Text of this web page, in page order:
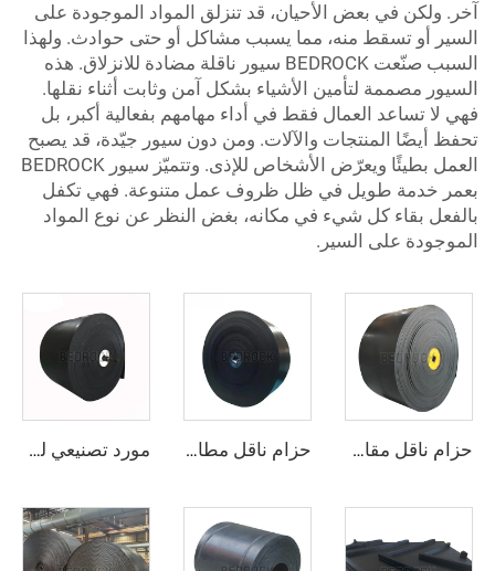
آخر. ولكن في بعض الأحيان، قد تنزلق المواد الموجودة على
السير أو تسقط منه، مما يسبب مشاكل أو حتى حوادث. ولهذا
السبب صنّعت BEDROCK سيور ناقلة مضادة للانزلاق. هذه
السيور مصممة لتأمين الأشياء بشكل آمن وثابت أثناء نقلها.
فهي لا تساعد العمال فقط في أداء مهامهم بفعالية أكبر، بل
تحفظ أيضًا المنتجات والآلات. ومن دون سيور جيّدة، قد يصبح
العمل بطيئًا ويعرّض الأشخاص للإذى. وتتميّز سيور BEDROCK
بعمر خدمة طويل في ظل ظروف عمل متنوعة. فهي تكفل
بالفعل بقاء كل شيء في مكانه، بغض النظر عن نوع المواد
الموجودة على السير.
حزام ناقل مقاوم لدرجات الحرارة العالية، مقاوم للحرارة، عالي التحمل للاستخدام في قطاعات الأسمنت والصلب والتعدين حزام ناقل مطاطي عالي الجودة وبسعر رخيص، مكوّن من 4 طبقات، عرضه 800 مم، حزام ناقل من نوع EP للاستخدام في مجالات التعدين والمحاجر ومحطات سحق الحجارة مورد تصنيعي لحزام ناقل مطاطي متين من أسلاك فولاذية، للصناعات التعدينية